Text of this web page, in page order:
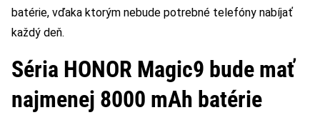
batérie, vďaka ktorým nebude potrebné telefóny nabíjať
každý deň.
Séria HONOR Magic9 bude mať
najmenej 8000 mAh batérie